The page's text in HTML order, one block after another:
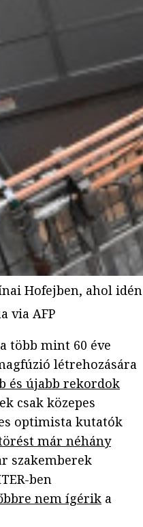
Hofejben, ahol
via AFP
több mint 60 éve
létrehozására
és újabb rekordok
csak közepes
optimista kutatók
már néhány
szakemberek
ben
nem ígérik a